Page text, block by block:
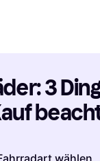
3
wählen